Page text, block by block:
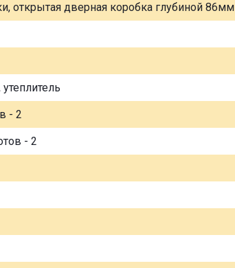
открытая дверная коробка глубиной 86мм
- 2
- 2